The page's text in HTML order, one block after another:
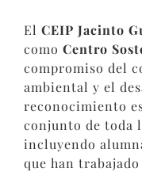
El CEIP Jacinto
como Centro
compromiso del
ambiental y el
reconocimiento
conjunto de toda
incluyendo
que han